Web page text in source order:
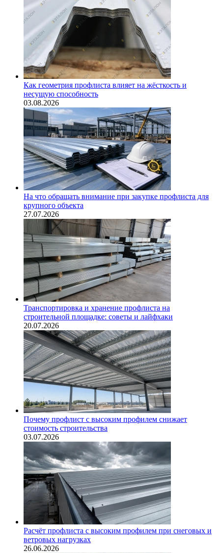
Как геометрия профлиста влияет на жёсткость и
несущую способность
03.08.2026
На что обращать внимание при закупке профлиста для
крупного объекта
27.07.2026
Транспортировка и хранение профлиста на
строительной площадке: советы и лайфхаки
20.07.2026
Почему профлист с высоким профилем снижает
стоимость строительства
03.07.2026
Расчёт профлиста с высоким профилем при снеговых и
ветровых нагрузках
26.06.2026